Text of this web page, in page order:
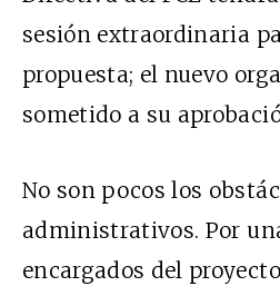
sesión extraordinaria
propuesta; el nuevo
sometido a su
No son pocos los
administrativos. Por
encargados del